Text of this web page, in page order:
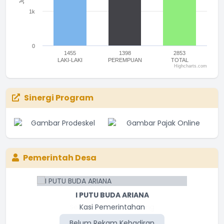
1455
LAKI-LAKI
1398
PEREMPUAN
2853
TOTAL
0
1k
Highcharts.com
Sinergi Program
Pemerintah Desa
I PUTU BUDA ARIANA
Kasi Pemerintahan